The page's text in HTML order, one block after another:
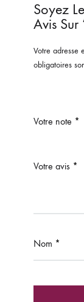
Soyez
Avis
Votre adresse
obligatoires
Votre note *
Votre avis *
Nom *